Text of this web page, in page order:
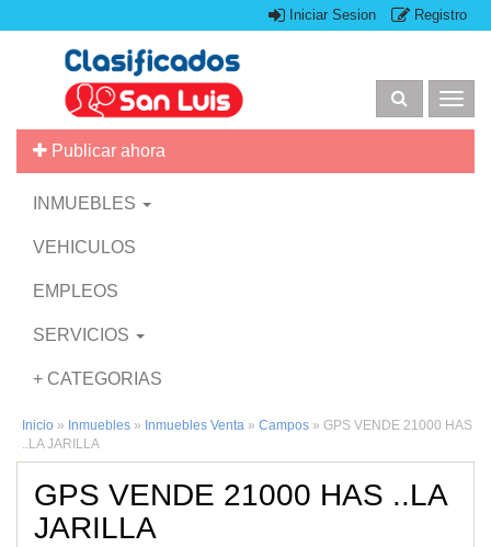
Iniciar Sesion Registro
Publicar ahora
INMUEBLES
VEHICULOS
EMPLEOS
SERVICIOS
+ CATEGORIAS
Inicio » Inmuebles » Inmuebles Venta » Campos » GPS VENDE 21000 HAS
..LA JARILLA
GPS VENDE 21000 HAS ..LA
JARILLA